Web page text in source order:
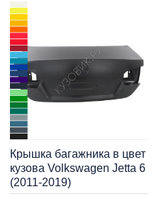
Крышка багажника в цвет
кузова Volkswagen Jetta 6
(2011-2019)